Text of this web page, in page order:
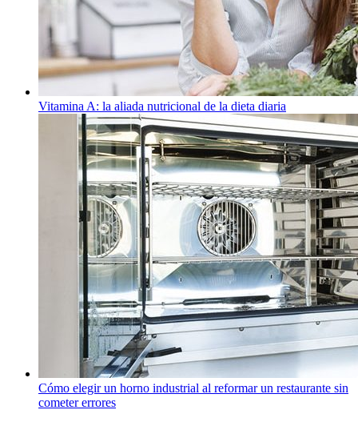
Vitamina A: la aliada nutricional de la dieta diaria
Cómo elegir un horno industrial al reformar un restaurante sin
cometer errores